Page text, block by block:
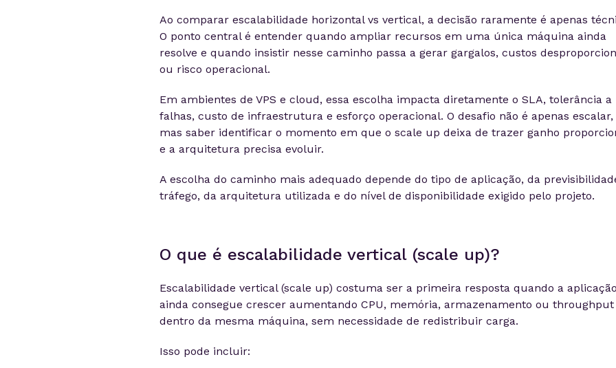
Ao comparar escalabilidade horizontal vs vertical, a decisão raramente é apenas
O ponto central é entender quando ampliar recursos em uma única máquina ainda
resolve e quando insistir nesse caminho passa a gerar gargalos, custos
ou risco operacional.
Em ambientes de VPS e cloud, essa escolha impacta diretamente o SLA, tolerância a
falhas, custo de infraestrutura e esforço operacional. O desafio não é apenas escalar,
mas saber identificar o momento em que o scale up deixa de trazer ganho
e a arquitetura precisa evoluir.
A escolha do caminho mais adequado depende do tipo de aplicação, da
tráfego, da arquitetura utilizada e do nível de disponibilidade exigido pelo projeto.
O que é escalabilidade vertical (scale up)?
Escalabilidade vertical (scale up) costuma ser a primeira resposta quando a aplicação
ainda consegue crescer aumentando CPU, memória, armazenamento ou throughput
dentro da mesma máquina, sem necessidade de redistribuir carga.
Isso pode incluir: